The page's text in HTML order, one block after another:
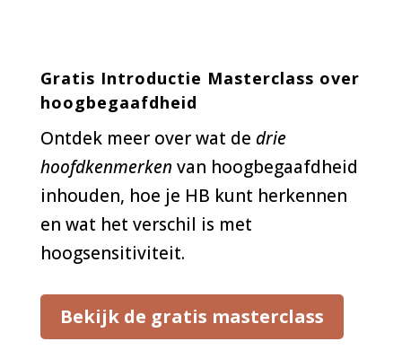
Gratis Introductie Masterclass over
hoogbegaafdheid
Ontdek meer over wat de drie
hoofdkenmerken van hoogbegaafdheid
inhouden, hoe je HB kunt herkennen
en wat het verschil is met
hoogsensitiviteit.
Bekijk de gratis masterclass